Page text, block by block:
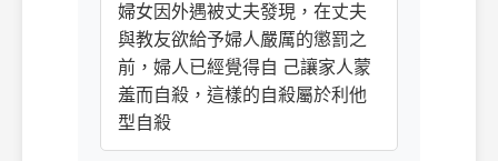
婦女因外遇被丈夫發現，在丈夫
與教友欲給予婦人嚴厲的懲罰之
前，婦人已經覺得自 己讓家人蒙
羞而自殺，這樣的自殺屬於利他
型自殺